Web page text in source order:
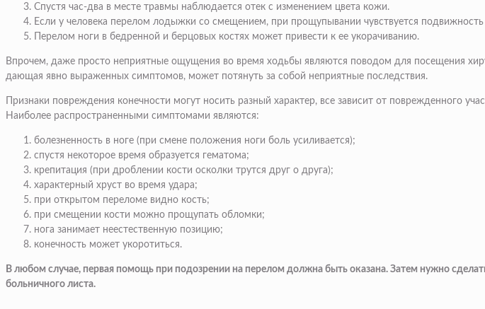
Спустя час-два в месте травмы наблюдается отек с изменением цвета кожи.
Если у человека перелом лодыжки со смещением, при прощупывании чувствуется
Перелом ноги в бедренной и берцовых костях может привести к ее укорачиванию.
Впрочем, даже просто неприятные ощущения во время ходьбы являются поводом для посещения
дающая явно выраженных симптомов, может потянуть за собой неприятные последствия.
Признаки повреждения конечности могут носить разный характер, все зависит от поврежденного
Наиболее распространенными симптомами являются:
болезненность в ноге (при смене положения ноги боль усиливается);
спустя некоторое время образуется гематома;
крепитация (при дроблении кости осколки трутся друг о друга);
характерный хруст во время удара;
при открытом переломе видно кость;
при смещении кости можно прощупать обломки;
нога занимает неестественную позицию;
конечность может укоротиться.
В любом случае, первая помощь при подозрении на перелом должна быть оказана. Затем нужно
больничного листа.